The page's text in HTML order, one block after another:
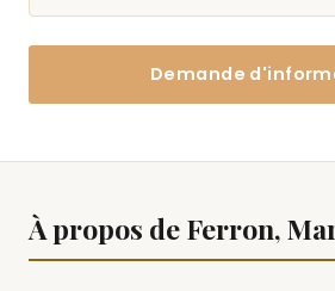
Demande
À propos de Ferron,